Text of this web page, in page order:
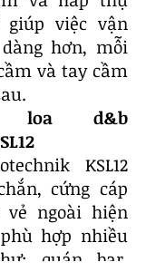
việc vận
hơn, mỗi
và tay cầm
loa d&b
KSL12
cứng cáp
vẻ ngoài hiện
hợp nhiều
quán bar,